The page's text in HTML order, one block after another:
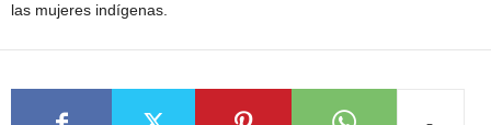
las mujeres indígenas.